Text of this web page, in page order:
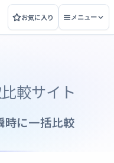
お気に入り メニュー
較サイト
時に一括比較